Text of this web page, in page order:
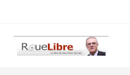
content